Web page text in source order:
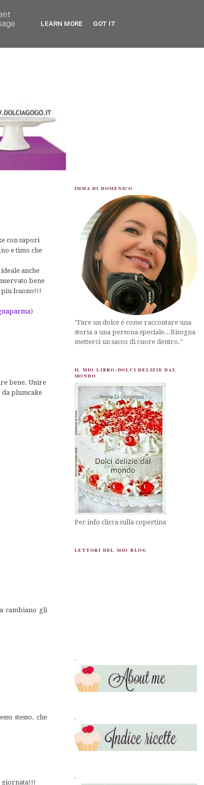
con sapori
e timo che
anche
bene
piu buono!!!
)
bene. Unire
da plumcake
cambiano gli
stesso. che
giornata!!!
IMMA DI DOMENICO
"Fare un dolce é come raccontare una
storia a una persona speciale...Bisogna
metterci un sacco di cuore dentro."
IL MIO LIBRO-DOLCI DELIZIE DAL
MONDO
Per info clicca sulla copertina
LETTORI DEL MIO BLOG
.
.
.
LEARN MORE GOT IT